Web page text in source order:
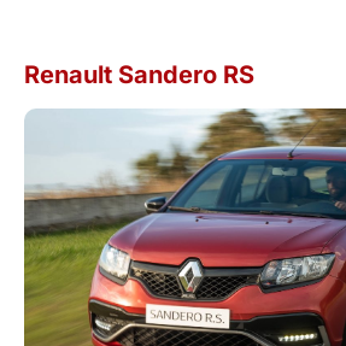
Renault Sandero RS